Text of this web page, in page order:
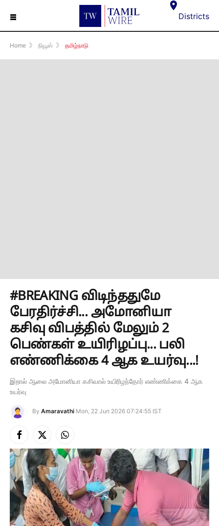
☰ Districts
Home 》 நியூஸ் 》 தமிழ்நாடு
#BREAKING விடிந்ததுமே
பேரதிர்ச்சி... அமோனியா
கசிவு விபத்தில் மேலும் 2
பெண்கள் உயிரிழப்பு... பலி
எண்ணிக்கை 4 ஆக உயர்வு...!
இறால் ஆலை அமோனியா கசிவால் உயிரிழந்தோர் எண்ணிக்கை 4 ஆக
உயர்வு
By Amaravathi Mon, 22 Jun 2026 07:24:55 IST
Facebook
X
(Twitter)
Instagram